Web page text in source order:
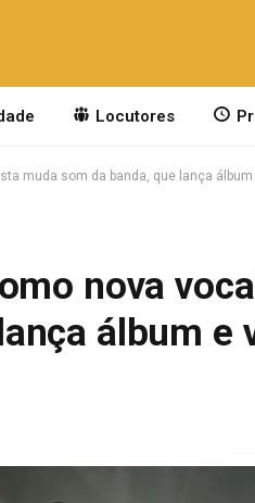
Locutores
muda som da banda, que lança álbum
nova
álbum e